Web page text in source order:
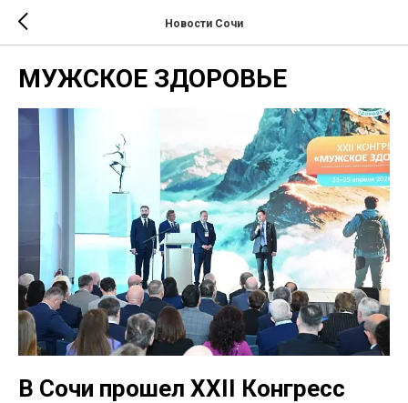
Новости Сочи
МУЖСКОЕ ЗДОРОВЬЕ
В Сочи прошел XXII Конгресс